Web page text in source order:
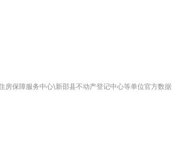
房保障服务中心\新邵县不动产登记中心等单位官方数据